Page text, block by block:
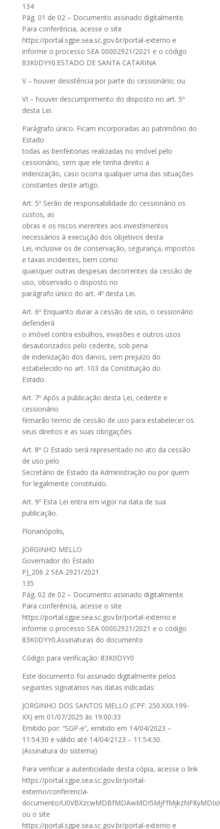
134
Pág. 01 de 02 – Documento assinado digitalmente.
Para conferência, acesse o site
https://portal.sgpe.sea.sc.gov.br/portal-externo e
informe o processo SEA 00002921/2021 e o código
83K0DYY0.ESTADO DE SANTA CATARINA
V – houver desistência por parte do cessionário; ou
VI – houver descumprimento do disposto no art. 5º
desta Lei.
Parágrafo único. Ficam incorporadas ao patrimônio do
Estado
todas as benfeitorias realizadas no imóvel pelo
cessionário, sem que ele tenha direito a
indenização, caso ocorra qualquer uma das situações
constantes deste artigo.
Art. 5º Serão de responsabilidade do cessionário os
custos, as
obras e os riscos inerentes aos investimentos
necessários à execução dos objetivos desta
Lei, inclusive os de conservação, segurança, impostos
e taxas incidentes, bem como
quaisquer outras despesas decorrentes da cessão de
uso, observado o disposto no
parágrafo único do art. 4º desta Lei.
Art. 6º Enquanto durar a cessão de uso, o cessionário
defenderá
o imóvel contra esbulhos, invasões e outros usos
desautorizados pelo cedente, sob pena
de indenização dos danos, sem prejuízo do
estabelecido no art. 103 da Constituição do
Estado.
Art. 7º Após a publicação desta Lei, cedente e
cessionário
firmarão termo de cessão de uso para estabelecer os
seus direitos e as suas obrigações.
Art. 8º O Estado será representado no ato da cessão
de uso pelo
Secretário de Estado da Administração ou por quem
for legalmente constituído.
Art. 9º Esta Lei entra em vigor na data de sua
publicação.
Florianópolis,
JORGINHO MELLO
Governador do Estado
PJ_206 2 SEA 2921/2021
135
Pág. 02 de 02 – Documento assinado digitalmente.
Para conferência, acesse o site
https://portal.sgpe.sea.sc.gov.br/portal-externo e
informe o processo SEA 00002921/2021 e o código
83K0DYY0.Assinaturas do documento
Código para verificação: 83K0DYY0
Este documento foi assinado digitalmente pelos
seguintes signatários nas datas indicadas:
JORGINHO DOS SANTOS MELLO (CPF: 250.XXX.199-
XX) em 01/07/2025 às 19:00:33
Emitido por: “SGP-e”, emitido em 14/04/2023 –
11:54:30 e válido até 14/04/2123 – 11:54:30.
(Assinatura do sistema)
Para verificar a autenticidade desta cópia, acesse o link
https://portal.sgpe.sea.sc.gov.br/portal-
externo/conferencia-
documento/
ou o site
https://portal.sgpe.sea.sc.gov.br/portal-externo e